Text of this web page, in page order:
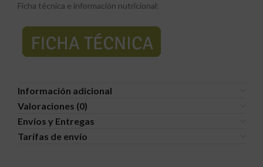
Ficha técnica e información nutricional:
Información adicional
Valoraciones (0)
Envíos y Entregas
Tarífas de envío